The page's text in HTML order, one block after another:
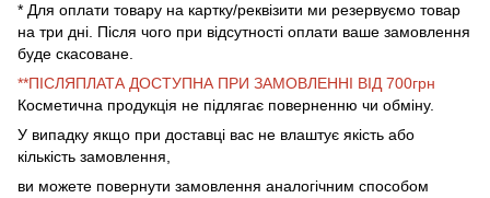
* Для оплати товару на картку/реквізити ми резервуємо товар
на три дні. Після чого при відсутності оплати ваше замовлення
буде скасоване.
**ПІСЛЯПЛАТА ДОСТУПНА ПРИ ЗАМОВЛЕННІ ВІД 700грн
Косметична продукція не підлягає поверненню чи обміну.
У випадку якщо при доставці вас не влаштує якість або
кількість замовлення,
ви можете повернути замовлення аналогічним способом